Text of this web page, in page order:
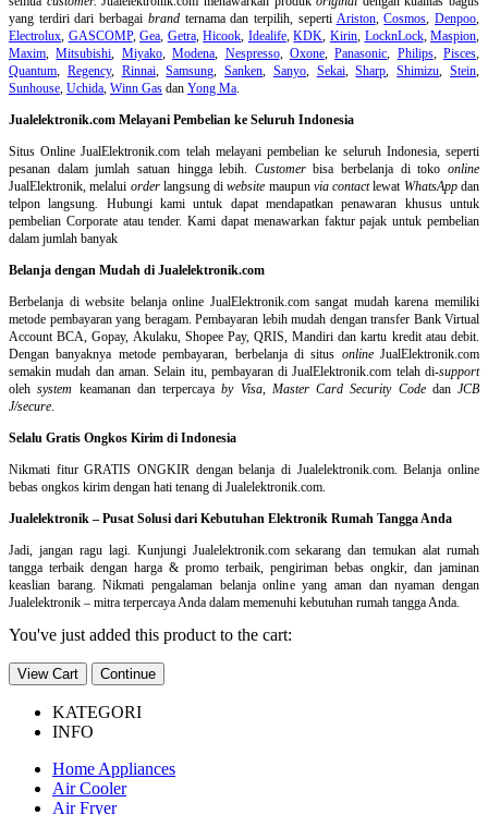
yang terdiri dari berbagai brandternama dan terpilih, seperti Ariston,Cosmos,Denpoo,
Electrolux, GASCOMP,Gea, Getra,Hicook, Idealife,KDK, Kirin, LocknLock,Maspion,
Maxim,Mitsubishi, Miyako,Modena, Nespresso, Oxone,Panasonic, Philips, Pisces,
Quantum, Regency, Rinnai,Samsung,Sanken, Sanyo, Sekai,Sharp,Shimizu,Stein,
Sunhouse, Uchida, Winn Gas dan Yong Ma.
Jualelektronik.com Melayani Pembelian ke Seluruh Indonesia
Situs Online JualElektronik.com telah melayani pembelian ke seluruh Indonesia, seperti
pesanan dalam jumlah satuan hingga lebih. Customerbisa berbelanja di tokoonline
JualElektronik, melalui orderlangsung diwebsite maupun via contactlewat WhatsAppdan
telpon langsung. Hubungi kami untuk dapat mendapatkan penawaran khusus untuk
pembelian Corporate atau tender. Kami dapat menawarkan faktur pajak untuk pembelian
dalam jumlah banyak
Belanja dengan Mudah di Jualelektronik.com
Berbelanja diwebsite belanja online JualElektronik.com sangat mudah karena memiliki
metode pembayaran yang beragam. Pembayaran lebih mudah dengan transfer Bank Virtual
Account BCA, Gopay, Akulaku, Shopee Pay, QRIS, Mandiri dan kartu kredit atau debit.
Dengan banyaknya metode pembayaran, berbelanja di situs onlineJualElektronik.com
semakin mudah dan aman. Selain itu, pembayaran di JualElektronik.com telah di-support
olehsystem keamanan dan terpercayaby Visa, Master Card Security Codedan JCB
J/secure.
Selalu Gratis Ongkos Kirim di Indonesia
Nikmati fitur GRATIS ONGKIR dengan belanja di Jualelektronik.com. Belanja online
bebas ongkos kirim dengan hati tenang di Jualelektronik.com.
Jualelektronik – Pusat Solusi dari Kebutuhan Elektronik Rumah Tangga Anda
Jadi, jangan ragu lagi. Kunjungi Jualelektronik.com sekarang dan temukan alat rumah
tangga terbaik dengan harga & promo terbaik, pengiriman bebas ongkir, dan jaminan
keaslian barang. Nikmati pengalaman belanja online yang aman dan nyaman dengan
Jualelektronik – mitra terpercaya Anda dalam memenuhi kebutuhan rumah tangga Anda.
You've just added this product to the cart:
View Cart Continue
KATEGORI
INFO
Home Appliances
Air Cooler
Air Fryer